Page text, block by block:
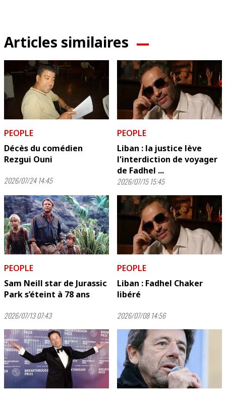
Articles similaires
PEOPLE
Décès du comédien
Rezgui Ouni
2026/07/24 14:45
PEOPLE
Liban : la justice lève
l'interdiction de voyager
de Fadhel ...
2026/07/15 15:45
PEOPLE
Sam Neill star de Jurassic
Park s’éteint à 78 ans
2026/07/13 07:43
PEOPLE
Liban : Fadhel Chaker
libéré
2026/07/08 14:56